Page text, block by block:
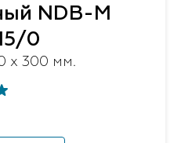
NDB-M
0
x 300 мм.